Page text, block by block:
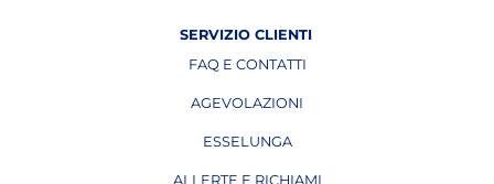
SERVIZIO CLIENTI
FAQ E CONTATTI
AGEVOLAZIONI
ESSELUNGA
APRE IN UNA NUOVA PAGINA
ALLERTE E RICHIAMI